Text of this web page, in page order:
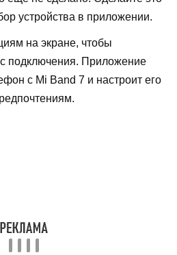
устройства в приложении.
на экране, чтобы
подключения. Приложение
с Mi Band 7 и настроит его